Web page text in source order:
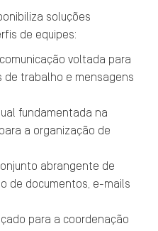
soluções
de equipes:
voltada para
de trabalho e mensagens
fundamentada na
a organização de
abrangente de
de documentos, e-mails
para a coordenação